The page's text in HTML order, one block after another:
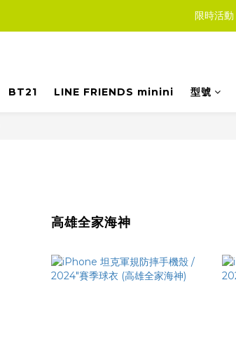
限時活
BT21 LINE FRIENDS minini 型號
高雄全家海神